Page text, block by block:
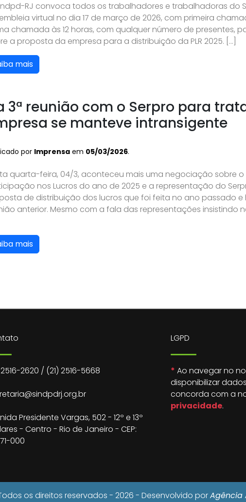
RJ convoca todos os trabalhadores e trabalhadoras do
virtual no dia 17 de março de 2026, com primeira
chamada às 12 horas, com qualquer número de presentes,
a proposta da empresa para a distribuição da PLR 2025. […]
mais
3ª reunião com o Serpro para
se manteve intransigente
por Imprensa em 05/03/2026.
quarta-feira, 04/3, aconteceu mais uma negociação sobre o
nos Lucros do ano de 2025 e a representação do
de distribuição dos lucros que foi feita no ano passado
anterior. Mesmo com a fala das representações insistindo
mais
2620 / (21) 2516-5668
Presidente Vargas, 502 - 12º e 13º
- Centro - Rio de Janeiro - CEP:
000
LGPD
* Ao navegar no
disponibilizar
concorda com a
privacidade.
os direitos reservados - 2026 - Desenvolvido porAgência